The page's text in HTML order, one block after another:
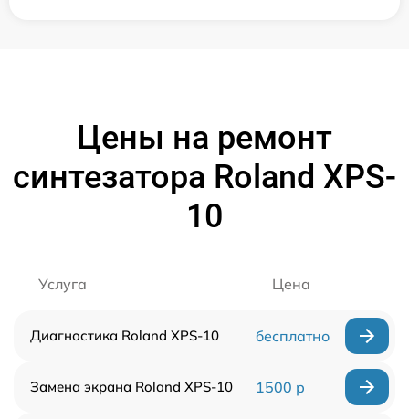
Цены на ремонт
синтезатора Roland XPS-
10
Услуга Цена
Диагностика Roland XPS-10 бесплатно
Замена экрана Roland XPS-10 1500 р